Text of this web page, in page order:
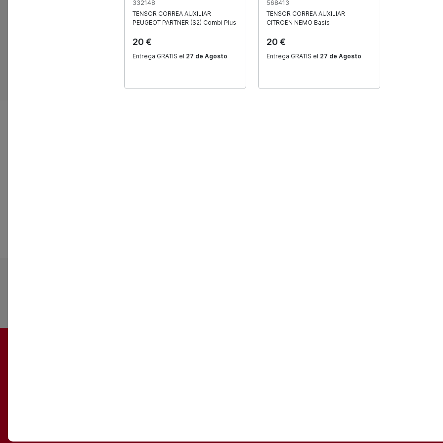
¿Cuáles son los costos de envío?
Ver todas las preguntas frecuentes
332148
TENSOR CORREA AUXILIAR
PEUGEOT PARTNER (S2) Combi Plus
20 €
Entrega GRATIS el 27 de Agosto
568413
TENSOR CORREA AUXILIAR
CITROËN NEMO Basis
20 €
Entrega GRATIS el 27 de Agosto